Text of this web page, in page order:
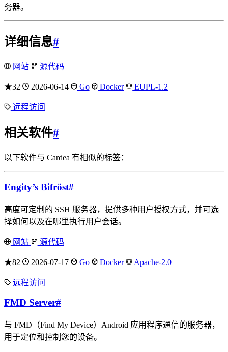
务器。
详细信息#
网站 源代码
★32 2026-06-14 Go Docker EUPL-1.2
远程访问
相关软件#
以下软件与 Cardea 有相似的标签：
Engity’s Bifröst#
高度可定制的 SSH 服务器，提供多种用户授权方式，并可选
择如何以及在哪里执行用户会话。
网站 源代码
★82 2026-07-17 Go Docker Apache-2.0
远程访问
FMD Server#
与 FMD（Find My Device）Android 应用程序通信的服务器，
用于定位和控制您的设备。